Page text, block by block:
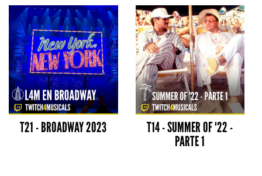
T21 - BROADWAY 2023
T14 - SUMMER OF '22 -
PARTE 1